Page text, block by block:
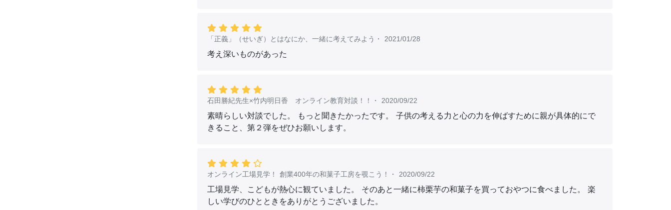
「正義」（せいぎ）とはなにか、一緒に考えてみよう ・ 2021/01/28
考え深いものがあった
石田勝紀先生×竹内明日香 オンライン教育対談！！ ・ 2020/09/22
素晴らしい対談でした。 もっと聞きたかったです。 子供の考える力と心の力を伸ばすために親が具体的にで
きること、第２弾をぜひお願いします。
オンライン工場見学！ 創業400年の和菓子工房を覗こう！ ・ 2020/09/22
工場見学、こどもが熱心に観ていました。 そのあと一緒に柿栗芋の和菓子を買っておやつに食べました。 楽
しい学びのひとときをありがとうございました。